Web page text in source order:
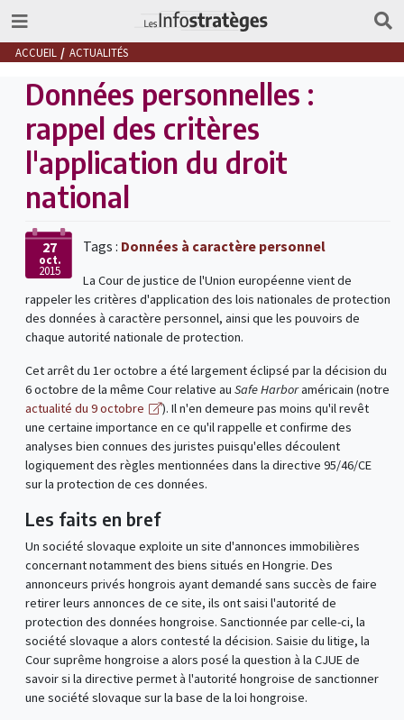
ACCUEIL ACTUALITÉS
Données personnelles :
rappel des critères
l'application du droit
national
27
oct.
2015
Tags : Données à caractère personnel
La Cour de justice de l'Union européenne vient de
rappeler les critères d'application des lois nationales de protection
des données à caractère personnel, ainsi que les pouvoirs de
chaque autorité nationale de protection.
Cet arrêt du 1er octobre a été largement éclipsé par la décision du
6 octobre de la même Cour relative au Safe Harboraméricain (notre
actualité du 9 octobre
). Il n'en demeure pas moins qu'il revêt
une certaine importance en ce qu'il rappelle et confirme des
analyses bien connues des juristes puisqu'elles découlent
logiquement des règles mentionnées dans la directive 95/46/CE
sur la protection de ces données.
Les faits en bref
Un société slovaque exploite un site d'annonces immobilières
concernant notamment des biens situés en Hongrie. Des
annonceurs privés hongrois ayant demandé sans succès de faire
retirer leurs annonces de ce site, ils ont saisi l'autorité de
protection des données hongroise. Sanctionnée par celle-ci, la
société slovaque a alors contesté la décision. Saisie du litige, la
Cour suprême hongroise a alors posé la question à la CJUE de
savoir si la directive permet à l'autorité hongroise de sanctionner
une société slovaque sur la base de la loi hongroise.